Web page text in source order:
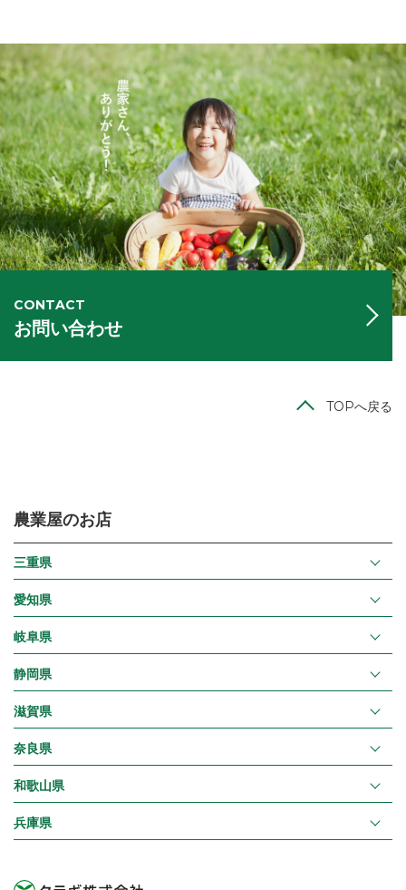
CONTACT
お問い合わせ
TOPへ戻る
農業屋のお店
三重県
愛知県
岐阜県
静岡県
滋賀県
奈良県
和歌山県
兵庫県